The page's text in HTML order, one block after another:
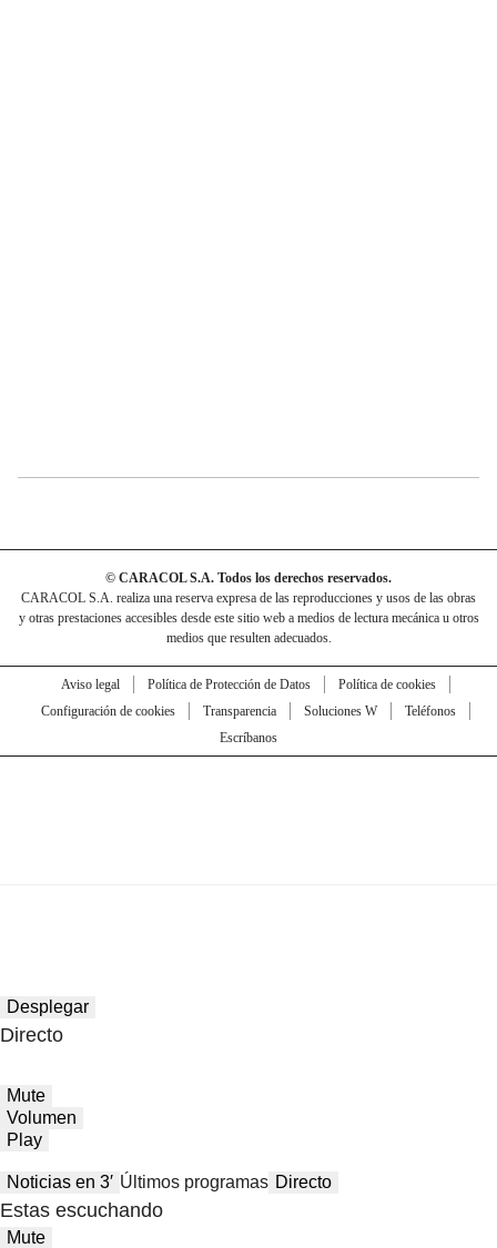
© CARACOL S.A. Todos los derechos reservados.
CARACOL S.A. realiza una reserva expresa de las reproducciones y usos de las obras
y otras prestaciones accesibles desde este sitio web a medios de lectura mecánica u otros
medios que resulten adecuados.
Aviso legal Política de Protección de Datos
Política de cookies
Configuración de cookies
Transparencia Soluciones W
Teléfonos
Escríbanos
Desplegar
Directo
Mute
Volumen
Play
Noticias en 3′ Últimos programas Directo
Estas escuchando
Mute